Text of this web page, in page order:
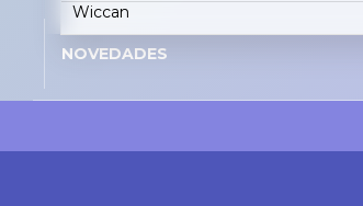
Wiccan
NOVEDADES